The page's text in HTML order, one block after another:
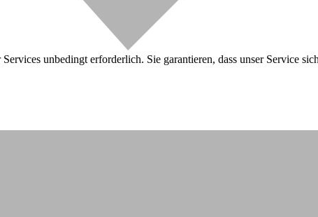
unbedingt erforderlich. Sie garantieren, dass unser Service